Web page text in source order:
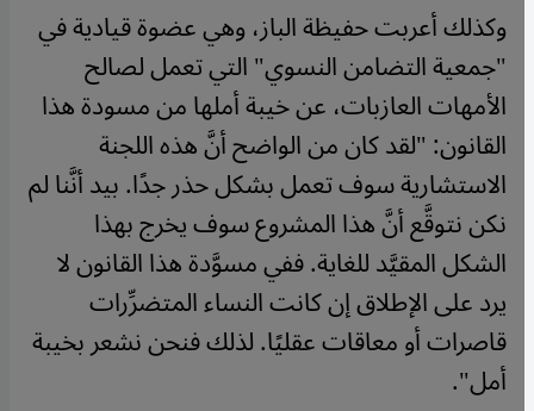
وكذلك أعربت حفيظة الباز، وهي عضوة قيادية في
"جمعية التضامن النسوي" التي تعمل لصالح
الأمهات العازبات، عن خيبة أملها من مسودة هذا
القانون: "لقد كان من الواضح أنَّ هذه اللجنة
الاستشارية سوف تعمل بشكل حذر جدًا. بيد أنَّنا لم
نكن نتوقَّع أنَّ هذا المشروع سوف يخرج بهذا
الشكل المقيَّد للغاية. ففي مسوَّدة هذا القانون لا
يرد على الإطلاق إن كانت النساء المتضرِّرات
قاصرات أو معاقات عقليًا. لذلك فنحن نشعر بخيبة
أمل".